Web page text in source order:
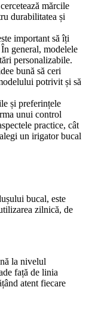
mărcile
durabilitatea și
important să îți
general, modelele
personalizabile.
bună să ceri
potrivit și să
și preferințele
unui control
practice, cât
un irigator bucal
bucal, este
zilnică, de
la nivelul
față de linia
atent fiecare